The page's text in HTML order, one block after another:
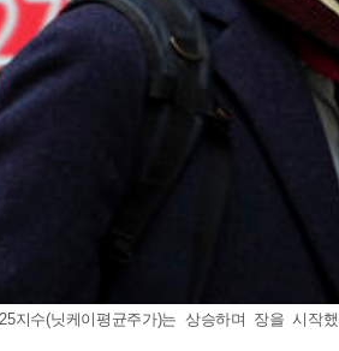
지수(닛케이평균주가)는 상승하며 장을 시